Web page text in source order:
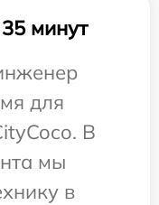
минут
для
В
мы
в